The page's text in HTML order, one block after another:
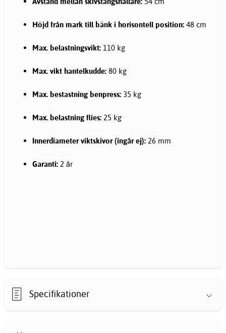
Höjd från mark till bänk i horisontell position: 48 cm
Max. belastningsvikt: 110 kg
Max. vikt hantelkudde: 80 kg
Max. bestastning benpress: 35 kg
Max. belastning flies: 25 kg
Innerdiameter viktskivor (ingår ej): 26 mm
Garanti: 2 år
Specifikationer